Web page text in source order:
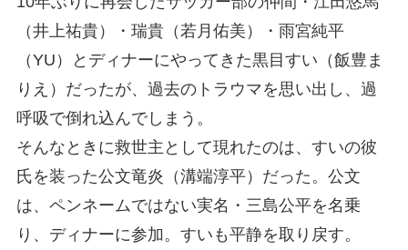
（井上祐貴）・瑞貴（若月佑美）・雨宮純平
（YU）とディナーにやってきた黒目すい（飯豊ま
りえ）だったが、過去のトラウマを思い出し、過
呼吸で倒れ込んでしまう。
そんなときに救世主として現れたのは、すいの彼
氏を装った公文竜炎（溝端淳平）だった。公文
は、ペンネームではない実名・三島公平を名乗
り、ディナーに参加。すいも平静を取り戻す。